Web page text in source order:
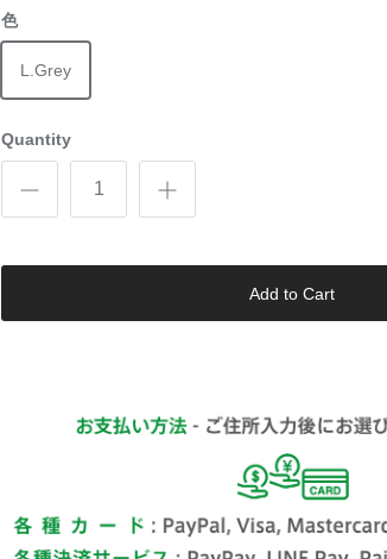
色
L.Grey
Quantity
Add to Cart